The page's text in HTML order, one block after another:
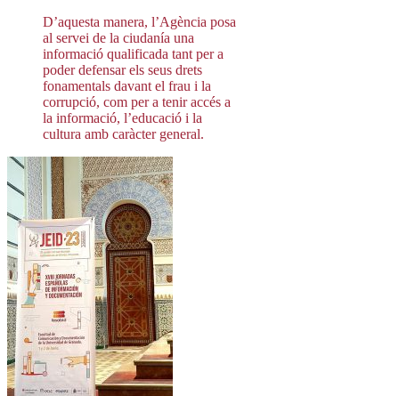
D’aquesta manera, l’Agència posa
al servei de la ciudanía una
informació qualificada tant per a
poder defensar els seus drets
fonamentals davant el frau i la
corrupció, com per a tenir accés a
la informació, l’educació i la
cultura amb caràcter general.